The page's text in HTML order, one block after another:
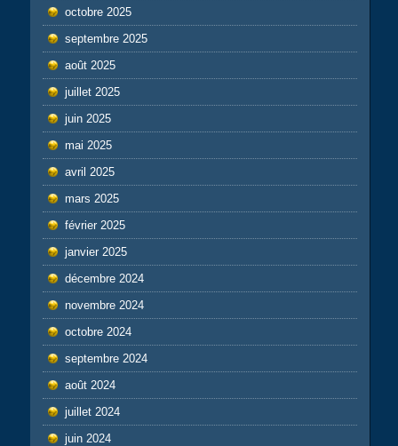
octobre 2025
septembre 2025
août 2025
juillet 2025
juin 2025
mai 2025
avril 2025
mars 2025
février 2025
janvier 2025
décembre 2024
novembre 2024
octobre 2024
septembre 2024
août 2024
juillet 2024
juin 2024